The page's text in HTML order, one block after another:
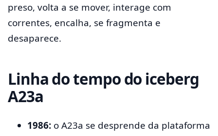
preso, volta a se mover, interage com
correntes, encalha, se fragmenta e
desaparece.
Linha do tempo do iceberg
A23a
1986: o A23a se desprende da plataforma